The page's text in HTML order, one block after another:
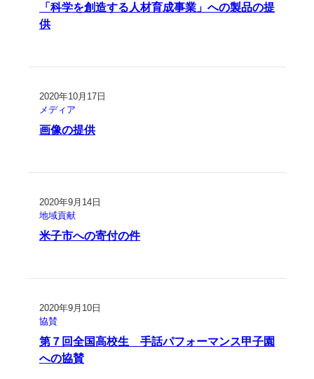
「科学を創造する人材育成事業」への製品の提
供
2020年10月17日
メディア
画像の提供
2020年9月14日
地域貢献
米子市への寄付の件
2020年9月10日
協賛
第７回全国高校生 手話パフォーマンス甲子園
への協賛